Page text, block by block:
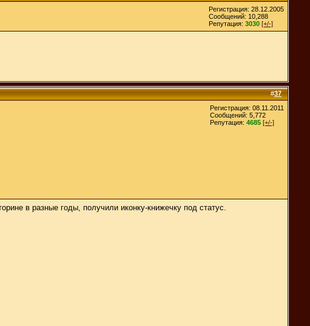
Регистрация: 28.12.2005
Сообщений: 10,288
Репутация: 3030 [+/-]
#37
Регистрация: 08.11.2011
Сообщений: 5,772
Репутация: 4685 [+/-]
в разные годы, получили иконку-книжечку под статус.